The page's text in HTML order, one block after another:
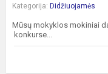
Kategorija: Didžiuojamės
Mūsų mokyklos mokiniai
konkurse...